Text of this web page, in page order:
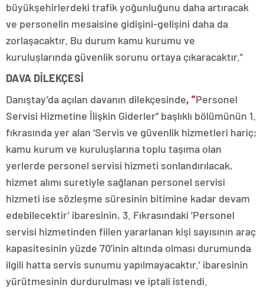
büyükşehirlerdeki trafik yoğunluğunu daha artıracak
ve personelin mesaisine gidişini-gelişini daha da
zorlaşacaktır. Bu durum kamu kurumu ve
kuruluşlarında güvenlik sorunu ortaya çıkaracaktır.”
DAVA DİLEKÇESİ
Danıştay’da açılan davanın dilekçesinde, ”Personel
Servisi Hizmetine İlişkin Giderler” başlıklı bölümünün 1.
fıkrasında yer alan ‘Servis ve güvenlik hizmetleri hariç;
kamu kurum ve kuruluşlarına toplu taşıma olan
yerlerde personel servisi hizmeti sonlandırılacak,
hizmet alımı suretiyle sağlanan personel servisi
hizmeti ise sözleşme süresinin bitimine kadar devam
edebilecektir’ ibaresinin, 3. Fıkrasındaki ‘Personel
servisi hizmetinden fiilen yararlanan kişi sayısının araç
kapasitesinin yüzde 70’inin altında olması durumunda
ilgili hatta servis sunumu yapılmayacaktır.’ ibaresinin
yürütmesinin durdurulması ve iptali istendi.